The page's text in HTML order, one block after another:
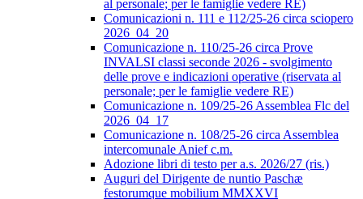
al personale; per le famiglie vedere RE)
Comunicazioni n. 111 e 112/25-26 circa sciopero
2026_04_20
Comunicazione n. 110/25-26 circa Prove
INVALSI classi seconde 2026 - svolgimento
delle prove e indicazioni operative (riservata al
personale; per le famiglie vedere RE)
Comunicazione n. 109/25-26 Assemblea Flc del
2026_04_17
Comunicazione n. 108/25-26 circa Assemblea
intercomunale Anief c.m.
Adozione libri di testo per a.s. 2026/27 (ris.)
Auguri del Dirigente de nuntio Paschæ
festorumque mobilium MMXXVI